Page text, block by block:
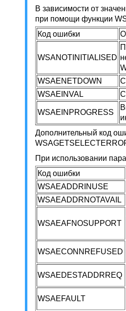
В зависимости от
при помощи функции
Код ошибки
WSANOTINITIALISED
WSAENETDOWN
WSAEINVAL
WSAEINPROGRESS
Дополнительный код
При использовании
Код ошибки
WSAEADDRINUSE
WSAEADDRNOTAVAIL
WSAEAFNOSUPPORT
WSAECONNREFUSED
WSAEDESTADDRREQ
WSAEFAULT